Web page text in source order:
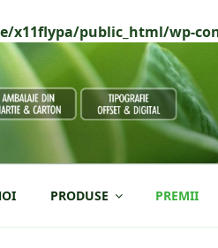
x11flypa/public_html/wp-
ondulat
PRODUSE PREMII